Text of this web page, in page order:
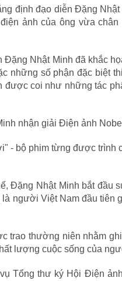
định đạo diễn Đặng
ảnh của ông vừa
Nhật Minh đã khắc
những số phận đặc biệt
được coi như những tác
- bộ phim từng được trình
Đặng Nhật Minh bắt đầu
là người Việt Nam đầu
trao thường niên nhằm
lượng cuộc sống của
Tổng thư ký Hội Điện